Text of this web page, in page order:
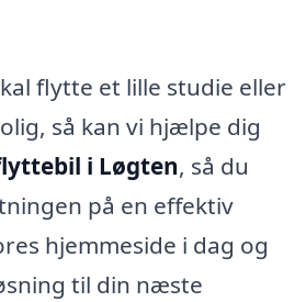
flytte et lille studie eller
så kan vi hjælpe dig
i Løgten, så du
på en effektiv
hjemmeside i dag og
til din næste